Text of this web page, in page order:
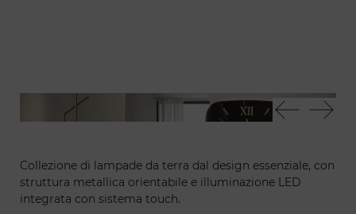
Essential angolo - Monolite buffet - Nautilus orologio
Collezione di lampade da terra dal design essenziale, con
struttura metallica orientabile e illuminazione LED
integrata con sistema touch.